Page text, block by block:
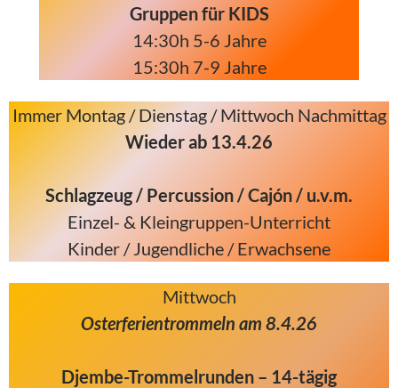
Gruppen für KIDS
14:30h 5-6 Jahre
15:30h 7-9 Jahre
Immer Montag / Dienstag / Mittwoch Nachmittag
Wieder ab 13.4.26
Schlagzeug / Percussion / Cajón / u.v.m.
Einzel- & Kleingruppen-Unterricht
Kinder / Jugendliche / Erwachsene
Mittwoch
Osterferientrommeln am 8.4.26
Djembe-Trommelrunden – 14-tägig